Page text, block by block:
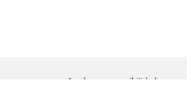
Ayuda para accesibilidad